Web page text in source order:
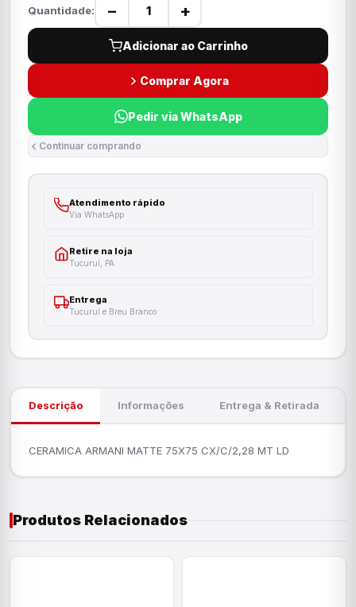
Quantidade: − +
Adicionar ao Carrinho
Comprar Agora
Pedir via WhatsApp
Continuar comprando
Atendimento rápido
Via WhatsApp
Retire na loja
Tucuruí, PA
Entrega
Tucuruí e Breu Branco
Descrição Informações Entrega & Retirada
CERAMICA ARMANI MATTE 75X75 CX/C/2,28 MT LD
Produtos Relacionados